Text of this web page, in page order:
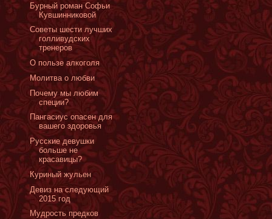
Бурный роман Софьи
Кувшинниковой
Советы шести лучших
голливудских
тренеров
О пользе алкоголя
Молитва о любви
Почему мы любим
специи?
Пангасиус опасен для
вашего здоровья
Русские девушки
больше не
красавицы?
Куриный жульен
Девиз на следующий
2015 год
Мудрость предков